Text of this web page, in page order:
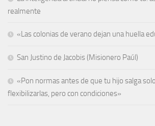
realmente
«Las colonias de verano dejan una huella
San Justino de Jacobis (Misionero Paúl)
«Pon normas antes de que tu hijo salga
flexibilizarlas, pero con condiciones»